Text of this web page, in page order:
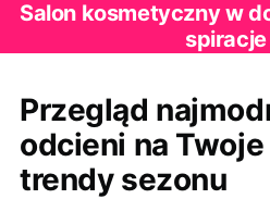
Salon kosmetyczny w
spiracje
Przegląd
odcieni na
trendy sezonu